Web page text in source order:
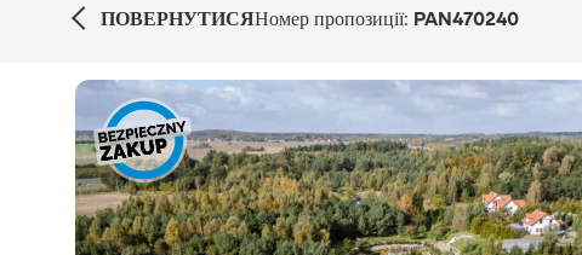
ПОВЕРНУТИСЯНомер пропозиції: PAN470240